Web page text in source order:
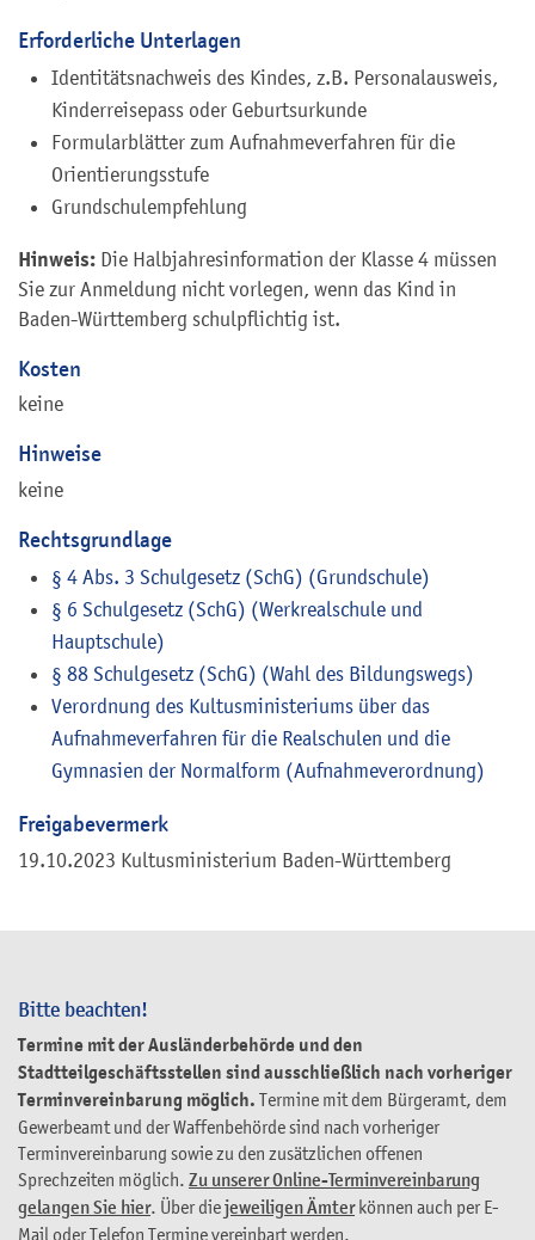
Bitte beachten!
Termine mit der Ausländerbehörde und den
Stadtteilgeschäftsstellen sind ausschließlich nach vorheriger
Terminvereinbarung möglich. Termine mit dem Bürgeramt, dem
Gewerbeamt und der Waffenbehörde sind nach vorheriger
Terminvereinbarung sowie zu den zusätzlichen offenen
Sprechzeiten möglich. Zu unserer Online-Terminvereinbarung
gelangen Sie hier. Über diejeweiligen Ämterkönnen auch per E-
Mail oder Telefon Termine vereinbart werden.
Erforderliche Unterlagen
Identitätsnachweis des Kindes, z.B. Personalausweis,
Kinderreisepass oder Geburtsurkunde
Formularblätter zum Aufnahmeverfahren für die
Orientierungsstufe
Grundschulempfehlung
Hinweis: Die Halbjahresinformation der Klasse 4 müssen
Sie zur Anmeldung nicht vorlegen, wenn das Kind in
Baden-Württemberg schulpflichtig ist.
Kosten
keine
Hinweise
keine
Rechtsgrundlage
§ 4 Abs. 3 Schulgesetz (SchG) (Grundschule)
§ 6 Schulgesetz (SchG) (Werkrealschule und
Hauptschule)
§ 88 Schulgesetz (SchG) (Wahl des Bildungswegs)
Verordnung des Kultusministeriums über das
Aufnahmeverfahren für die Realschulen und die
Gymnasien der Normalform (Aufnahmeverordnung)
Freigabevermerk
19.10.2023 Kultusministerium Baden-Württemberg